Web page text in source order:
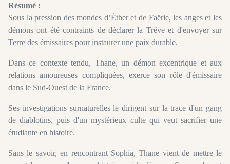
Résumé :
Sous la pression des mondes d’Éther et de Faërie, les anges et les
démons ont été contraints de déclarer la Trêve et d'envoyer sur
Terre des émissaires pour instaurer une paix durable.
Dans ce contexte tendu, Thane, un démon excentrique et aux
relations amoureuses compliquées, exerce son rôle d'émissaire
dans le Sud-Ouest de la France.
Ses investigations surnaturelles le dirigent sur la trace d'un gang
de diablotins, puis d'un mystérieux culte qui veut sacrifier une
étudiante en histoire.
Sans le savoir, en rencontrant Sophia, Thane vient de mettre le